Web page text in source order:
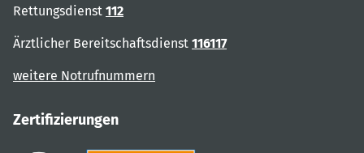
Rettungsdienst 112
Ärztlicher Bereitschaftsdienst 116117
weitere Notrufnummern
Zertifizierungen